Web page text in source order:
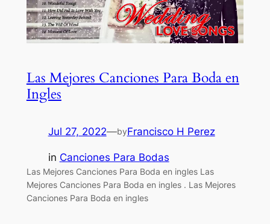
Las Mejores Canciones Para Boda en
Ingles
Jul 27, 2022—byFrancisco H Perez
in Canciones Para Bodas
Las Mejores Canciones Para Boda en ingles Las
Mejores Canciones Para Boda en ingles . Las Mejores
Canciones Para Boda en ingles